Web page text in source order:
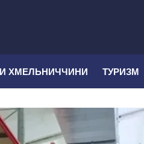
ХМЕЛЬНИЧЧИНИ ТУРИЗМ